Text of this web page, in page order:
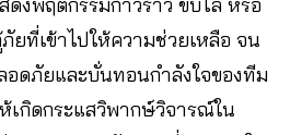
ยที่เข้าไปให้ความช่วยเหลือ จน
ดภัยและบั่นทอนกำลังใจของทีม
เกิดกระแสวิพากษ์วิจารณ์ใน